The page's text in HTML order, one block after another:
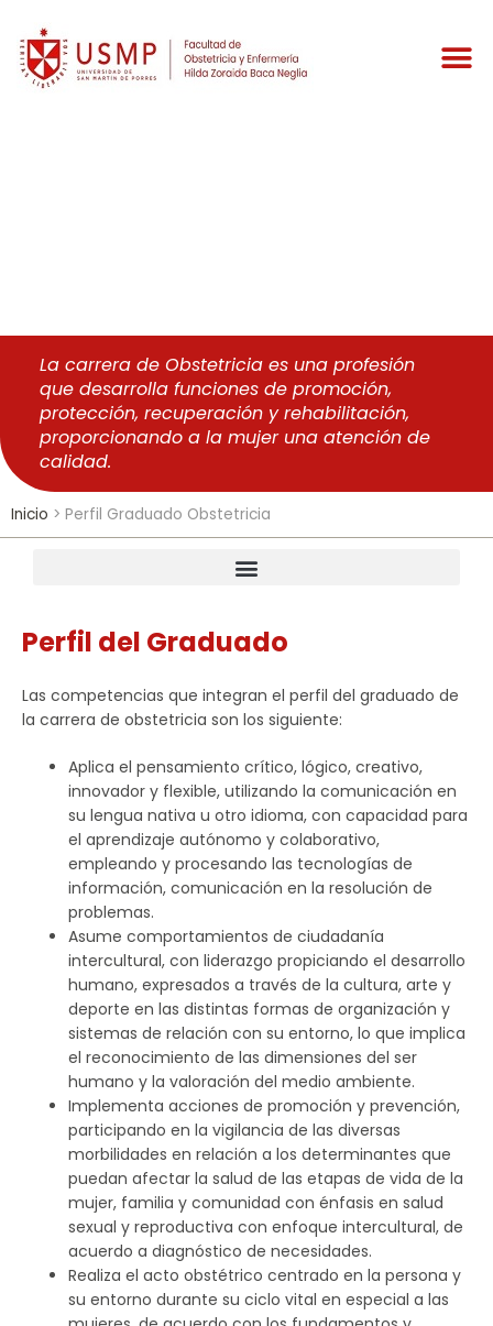
La carrera de Obstetricia es una profesión
que desarrolla funciones de promoción,
protección, recuperación y rehabilitación,
proporcionando a la mujer una atención de
calidad.
Inicio > Perfil Graduado Obstetricia
Perfil del Graduado
Las competencias que integran el perfil del graduado de
la carrera de obstetricia son los siguiente:
Aplica el pensamiento crítico, lógico, creativo,
innovador y flexible, utilizando la comunicación en
su lengua nativa u otro idioma, con capacidad para
el aprendizaje autónomo y colaborativo,
empleando y procesando las tecnologías de
información, comunicación en la resolución de
problemas.
Asume comportamientos de ciudadanía
intercultural, con liderazgo propiciando el desarrollo
humano, expresados a través de la cultura, arte y
deporte en las distintas formas de organización y
sistemas de relación con su entorno, lo que implica
el reconocimiento de las dimensiones del ser
humano y la valoración del medio ambiente.
Implementa acciones de promoción y prevención,
participando en la vigilancia de las diversas
morbilidades en relación a los determinantes que
puedan afectar la salud de las etapas de vida de la
mujer, familia y comunidad con énfasis en salud
sexual y reproductiva con enfoque intercultural, de
acuerdo a diagnóstico de necesidades.
Realiza el acto obstétrico centrado en la persona y
su entorno durante su ciclo vital en especial a las